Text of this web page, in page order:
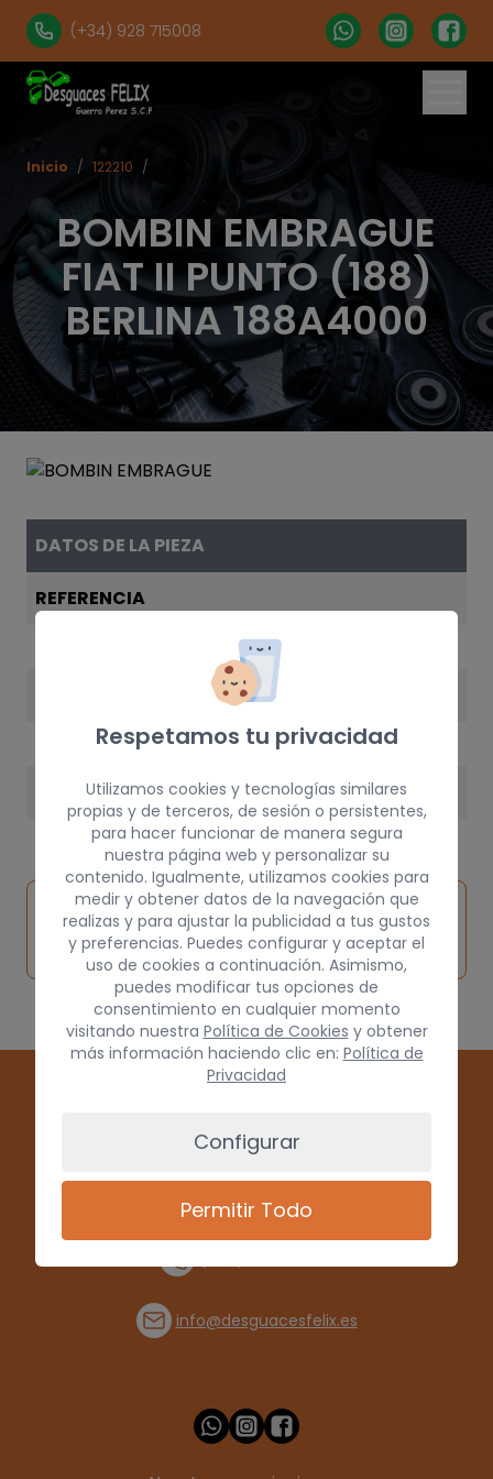
(+34) 928 715008
BOMBIN EMBRAGUE
FIAT II PUNTO (188)
BERLINA 188A4000
Inicio / 122210 /
DATOS DE LA PIEZA
REFERENCIA
Inspeccionar
vehículo de
origen
Solicitar
pieza
Consultar
por
info@desguacesfelix.es
Respetamos tu privacidad
Utilizamos cookies y tecnologías similares
propias y de terceros, de sesión o persistentes,
para hacer funcionar de manera segura
nuestra página web y personalizar su
contenido. Igualmente, utilizamos cookies para
medir y obtener datos de la navegación que
realizas y para ajustar la publicidad a tus gustos
y preferencias. Puedes configurar y aceptar el
uso de cookies a continuación. Asimismo,
puedes modificar tus opciones de
consentimiento en cualquier momento
visitando nuestra Política de Cookies y obtener
más información haciendo clic en: Política de
Privacidad
Configurar
Permitir Todo